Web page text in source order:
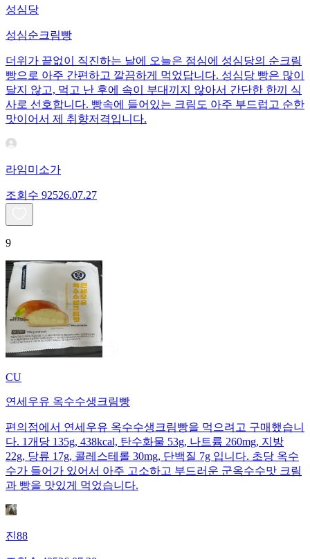
성심당
성심순크림빵
더위가 끝없이 직진하는 날에 오늘은 점심에 성심당의 순크림
빵으로 아주 간편하고 깔끔하게 먹었답니다. 성심당 빵은 많이
달지 않고, 먹고 난 후에 속이 부대끼지 않아서 간단한 한끼 식
사로 선호합니다. 빵속에 들어있는 크림도 아주 부드럽고 순한
맛이어서 제 취향저격입니다.
라임미소가
조회수 92526.07.27
9
CU
연세우유 옥수수생크림빵
편의점에서 연세우유 옥수수생크림빵을 먹으려고 구매했습니
다. 1개당 135g, 438kcal, 탄수화물 53g, 나트륨 260mg, 지방
22g, 당류 17g, 콜레스테롤 30mg, 단백질 7g 입니다. 초당 옥수
수가 들어가 있어서 아주 고소하고 부드러운 군옥수수맛 크림
과 빵을 맛있게 먹었습니다.
진88